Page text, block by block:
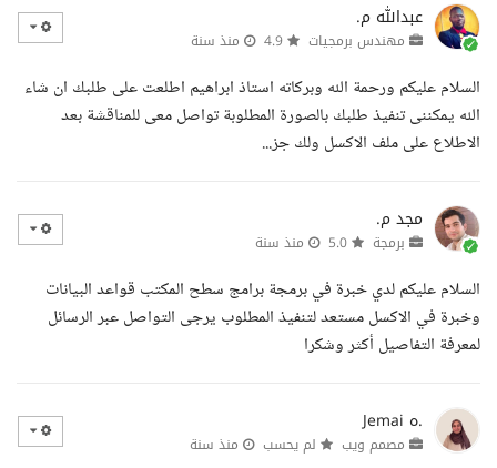
عبدالله م.
مهندس برمجيات منذ سنة
السلام عليكم ورحمة الله وبركاته استاذ ابراهيم اطلعت على طلبك ان شاء
الله يمكننى تنفيذ طلبك بالصورة المطلوبة تواصل معى للمناقشة بعد
الاطلاع على ملف الاكسل ولك جز...
مجد م.
برمجة منذ سنة
السلام عليكم لدي خبرة في برمجة برامج سطح المكتب قواعد البيانات
وخبرة في الاكسل مستعد لتنفيذ المطلوب يرجى التواصل عبر الرسائل
لمعرفة التفاصيل أكثر وشكرا
Jemai ه.
مصمم ويب لم يحسب منذ سنة